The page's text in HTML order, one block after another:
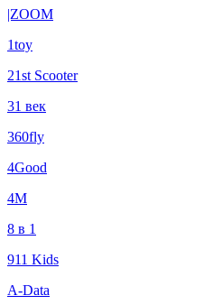
|ZOOM
1toy
21st Scooter
31 век
360fly
4Good
4М
8 в 1
911 Kids
A-Data